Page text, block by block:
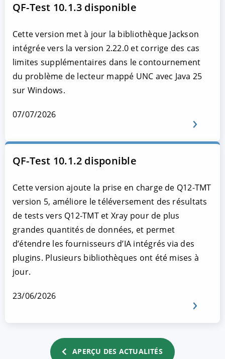
QF-Test 10.1.3 disponible
Cette version met à jour la bibliothèque Jackson
intégrée vers la version 2.22.0 et corrige des cas
limites supplémentaires dans le contournement
du problème de lecteur mappé UNC avec Java 25
sur Windows.
07/07/2026
QF-Test 10.1.2 disponible
Cette version ajoute la prise en charge de Q12-TMT
version 5, améliore le téléversement des résultats
de tests vers Q12-TMT et Xray pour de plus
grandes quantités de données, et permet
d’étendre les fournisseurs d’IA intégrés via des
plugins. Plusieurs bibliothèques ont été mises à
jour.
23/06/2026
APERÇU DES ACTUALITÉS